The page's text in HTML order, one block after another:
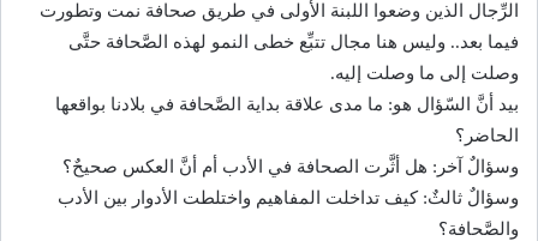
الرِّجال الذين وضعوا اللبنة الأولى في طريق صحافة نمت وتطورت
فيما بعد.. وليس هنا مجال تتبِّع خطى النمو لهذه الصَّحافة حتَّى
وصلت إلى ما وصلت إليه.
بيد أنَّ السّؤال هو: ما مدى علاقة بداية الصَّحافة في بلادنا بواقعها
الحاضر؟
وسؤالٌ آخر: هل أثَّرت الصحافة في الأدب أم أنَّ العكس صحيحٌ؟
وسؤالٌ ثالثٌ: كيف تداخلت المفاهيم واختلطت الأدوار بين الأدب
والصَّحافة؟